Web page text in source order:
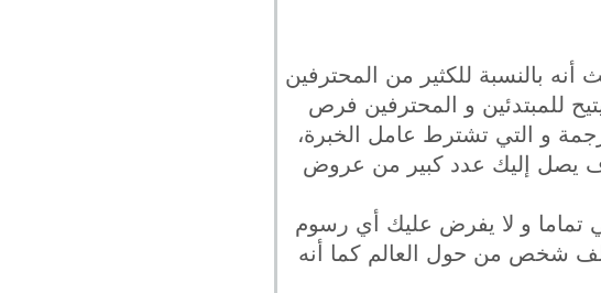
بالنسبة للكثير من المحترفين
للمبتدئين و المحترفين فرص
و التي تشترط عامل الخبرة،
يصل إليك عدد كبير من عروض
تماما و لا يفرض عليك أي رسوم
الحصول على عروض، و يستخدم هذا الموقع أكثر من 900 ألف شخص من حول العالم كما أنه